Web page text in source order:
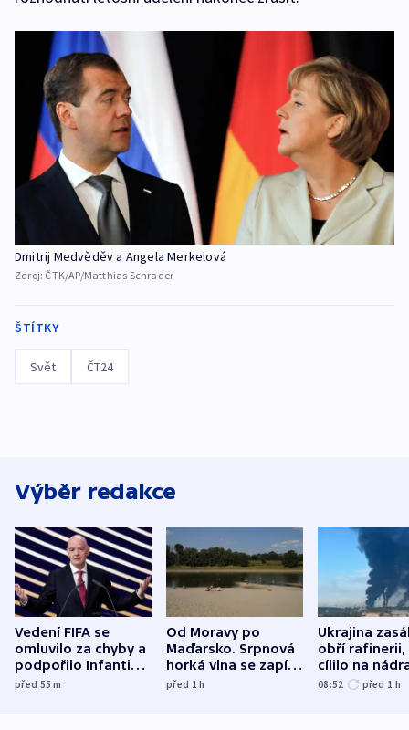
Dmitrij Medvěděv a Angela Merkelová
Zdroj: ČTK/AP/Matthias Schrader
ŠTÍTKY
Svět ČT24
Výběr redakce
Vedení FIFA se
omluvilo za chyby a
podpořilo Infantina.
UEFA trvá na
před 55m
Od Moravy po
Maďarsko. Srpnová
horká vlna se zapíše
do dějin
před 1h
Ukrajina
obří rafinerii,
cílilo na
autobus
08:52 před 1 h